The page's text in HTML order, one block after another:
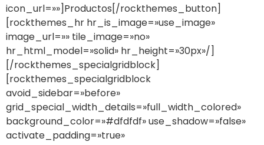
icon_url=»»]Productos[/rockthemes_button]
[rockthemes_hr hr_is_image=»use_image»
image_url=»» tile_image=»no»
hr_html_model=»solid» hr_height=»30px»/]
[/rockthemes_specialgridblock]
[rockthemes_specialgridblock
avoid_sidebar=»before»
grid_special_width_details=»full_width_colored»
background_color=»#dfdfdf» use_shadow=»false»
activate_padding=»true»